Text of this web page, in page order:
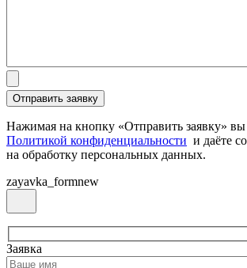
Нажимая на кнопку «Отправить заявку» вы
Политикой конфиденциальности и даёте
на обработку персональных данных.
zayavka_formnew
Заявка